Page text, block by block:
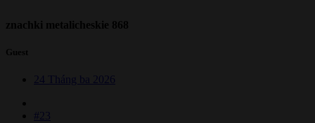
znachki metalicheskie 868
Guest
24 Tháng ba 2026
#23